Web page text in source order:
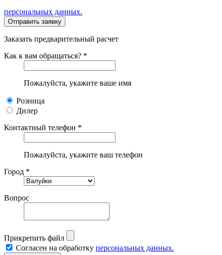
персональных данных.
Заказать предварительный расчет
Как к вам обращаться? *
Пожалуйста, укажите ваше имя
Розница
Дилер
Контактный телефон *
Пожалуйста, укажите ваш телефон
Город *
Вопрос
Прикрепить файл
Согласен на обработку персональных данных.